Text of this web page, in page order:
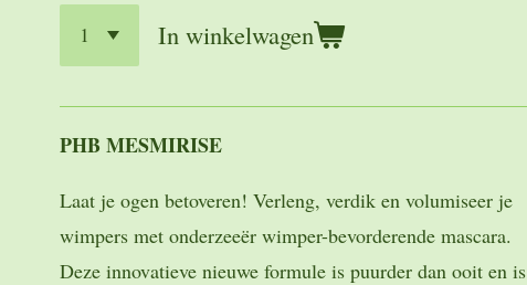
In winkelwagen
PHB MESMIRISE
Laat je ogen betoveren! Verleng, verdik en volumiseer je
wimpers met onderzeeër wimper-bevorderende mascara.
Deze innovatieve nieuwe formule is puurder dan ooit en is